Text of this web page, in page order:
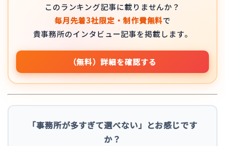
このランキング記事に載りませんか？
毎月先着3社限定・制作費無料で
貴事務所のインタビュー記事を掲載します。
（無料）詳細を確認する
「事務所が多すぎて選べない」とお感じです
か？